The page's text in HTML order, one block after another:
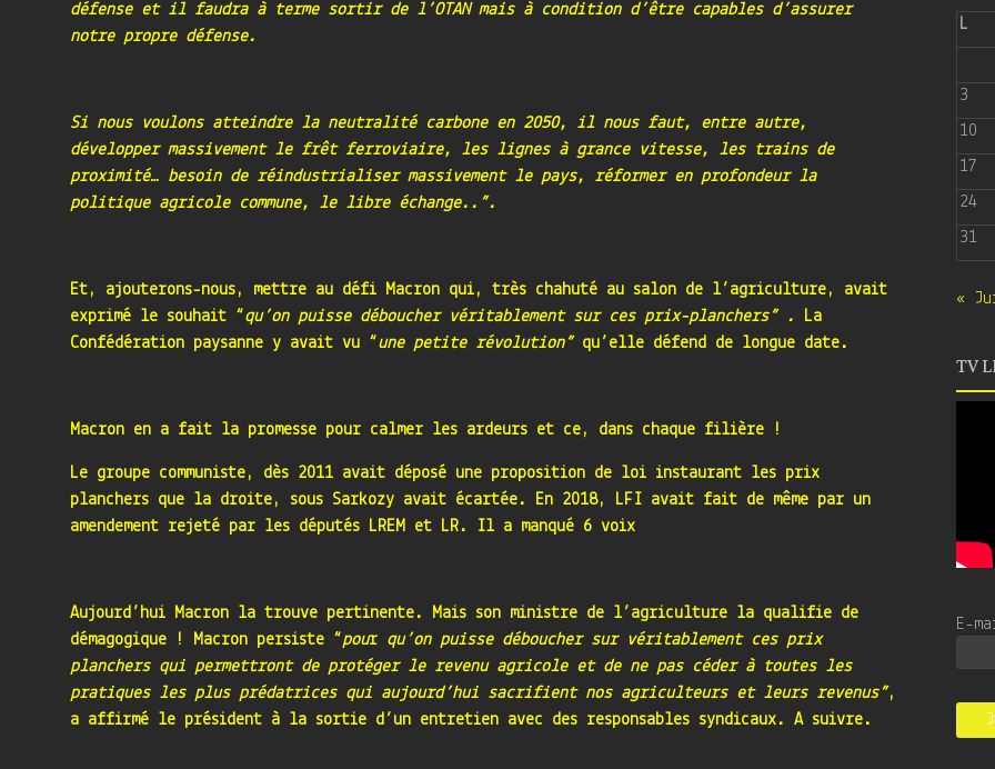
défense et il faudra à terme sortir de l’OTAN mais à condition d’être capables d’assurer
notre propre défense.
Si nous voulons atteindre la neutralité carbone en 2050, il nous faut, entre autre,
développer massivement le frêt ferroviaire, les lignes à grance vitesse, les trains de
proximité… besoin de réindustrialiser massivement le pays, réformer en profondeur la
politique agricole commune, le libre échange..”.
Et, ajouterons-nous, mettre au défi Macron qui, très chahuté au salon de l’agriculture, avait
exprimé le souhait “qu’on puisse déboucher véritablement sur ces prix-planchers” .
La
Confédération paysanne y avait vu “une petite révolution” qu’elle défend de longue date.
Macron en a fait la promesse pour calmer les ardeurs et ce, dans chaque filière !
Le groupe communiste, dès 2011 avait déposé une proposition de loi instaurant les prix
planchers que la droite, sous Sarkozy avait écartée. En 2018, LFI avait fait de même par un
amendement rejeté par les députés LREM et LR. Il a manqué 6 voix
Aujourd’hui Macron la trouve pertinente. Mais son ministre de l’agriculture la qualifie de
démagogique ! Macron persiste “pour qu’on puisse déboucher sur véritablement ces prix
planchers qui permettront de protéger le revenu agricole et de ne pas céder à toutes les
pratiques les plus prédatrices qui aujourd’hui sacrifient nos agriculteurs et leurs revenus”,
a affirmé le président à la sortie d’un entretien avec des responsables syndicaux. A suivre.
L
3
10
17
24
31
«
TV
E-